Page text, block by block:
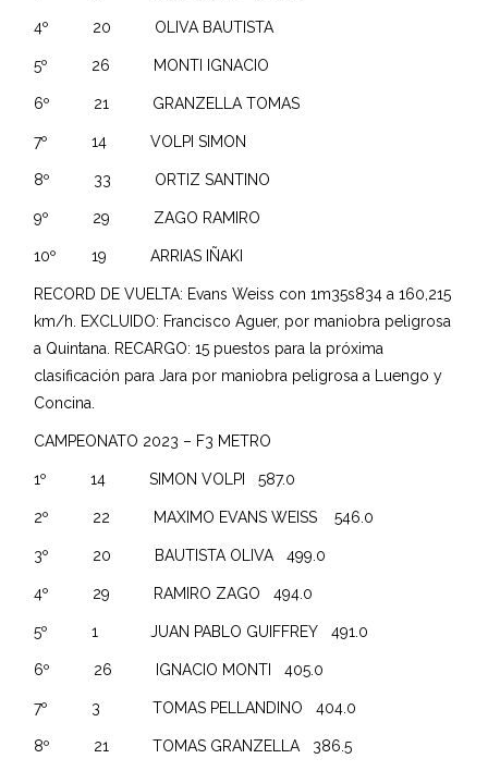
4º 20 OLIVA BAUTISTA
5º 26 MONTI IGNACIO
6º 21 GRANZELLA TOMAS
7º 14 VOLPI SIMON
8º 33 ORTIZ SANTINO
9º 29 ZAGO RAMIRO
10º 19 ARRIAS IÑAKI
RECORD DE VUELTA: Evans Weiss con 1m35s834 a 160,215
km/h. EXCLUIDO: Francisco Aguer, por maniobra peligrosa
a Quintana. RECARGO: 15 puestos para la próxima
clasificación para Jara por maniobra peligrosa a Luengo y
Concina.
CAMPEONATO 2023 – F3 METRO
1º 14 SIMON VOLPI 587.0
2º 22 MAXIMO EVANS WEISS 546.0
3º 20 BAUTISTA OLIVA 499.0
4º 29 RAMIRO ZAGO 494.0
5º 1 JUAN PABLO GUIFFREY 491.0
6º 26 IGNACIO MONTI 405.0
7º 3 TOMAS PELLANDINO 404.0
8º 21 TOMAS GRANZELLA 386.5